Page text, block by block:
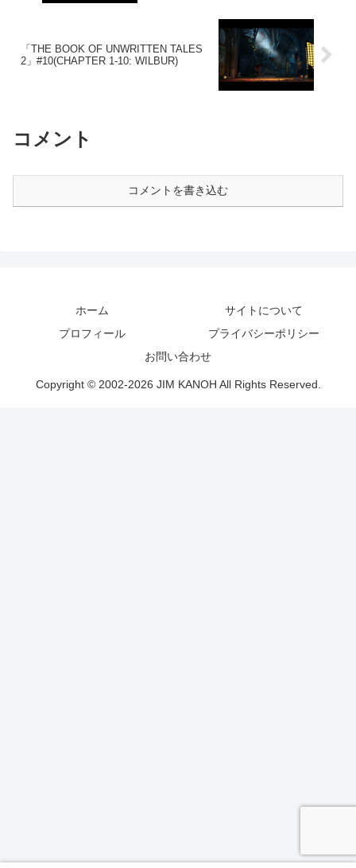
「THE BOOK OF UNWRITTEN TALES
2」#10(CHAPTER 1-10: WILBUR)
コメント
コメントを書き込む
ホーム
サイトについて
プロフィール
プライバシーポリシー
お問い合わせ
Copyright © 2002-2026 JIM KANOH All Rights Reserved.